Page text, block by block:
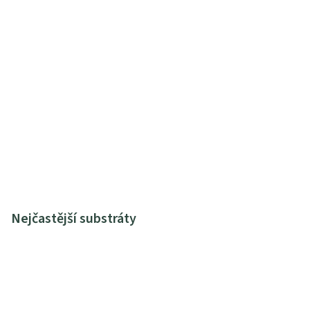
Nejčastější substráty